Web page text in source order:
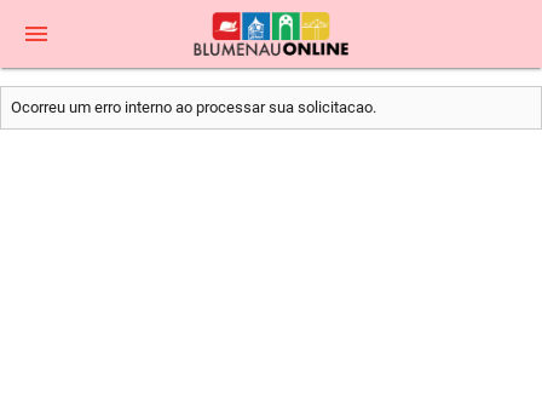
menu
Ocorreu um erro interno ao processar sua solicitacao.